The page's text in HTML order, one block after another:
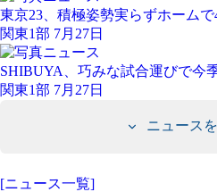
東京23、積極姿勢実らずホーム
関東1部 7月27日
SHIBUYA、巧みな試合運びで今
関東1部 7月27日
ニュース
[ニュース一覧]